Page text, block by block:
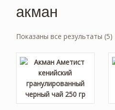
акман
Показаны все результаты (5)